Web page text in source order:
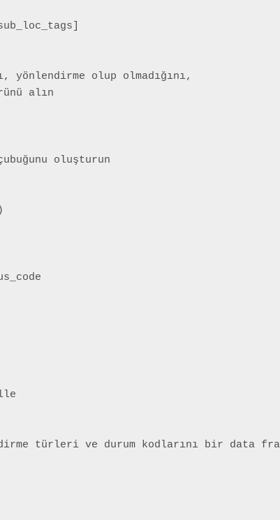
yönlendirme olup olmadığını,
alın
oluşturun
türleri ve durum kodlarını bir data